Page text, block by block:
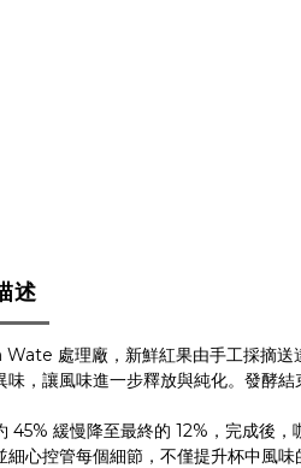
述
Wate 處理廠，新鮮紅果由手工採摘
，讓風味進一步釋放與純化。 發酵結
45% 緩慢降至最終的 12% ，完成後
心控管每個細節，不僅提升杯中風